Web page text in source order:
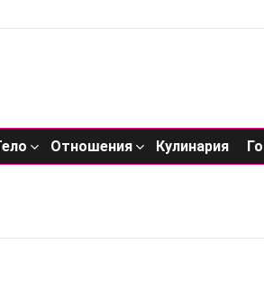
Отношения Кулинария